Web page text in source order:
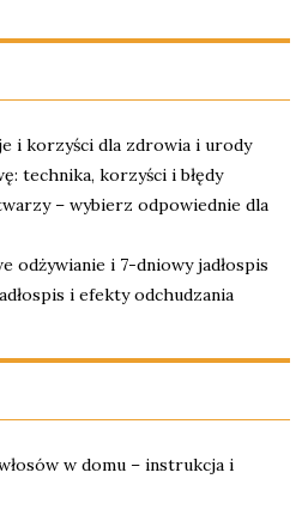
i korzyści dla zdrowia i urody
technika, korzyści i błędy
– wybierz odpowiednie dla
odżywianie i 7-dniowy jadłospis
i efekty odchudzania
w domu – instrukcja i